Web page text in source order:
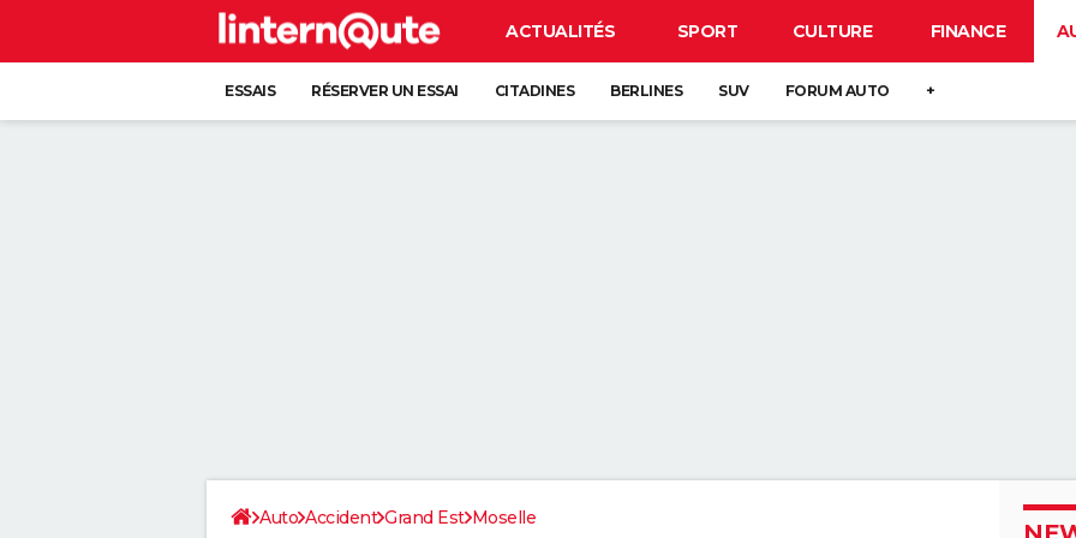
ACTUALITÉS SPORT CULTURE FINANCE
ESSAIS RÉSERVER UN ESSAI CITADINES BERLINES SUV FORUM AUTO +
Auto Accident Grand Est Moselle